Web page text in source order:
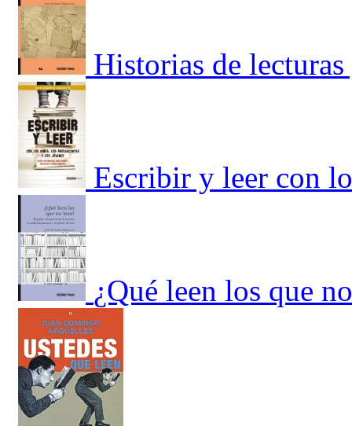
Historias de
Escribir y leer con
¿Qué leen los que